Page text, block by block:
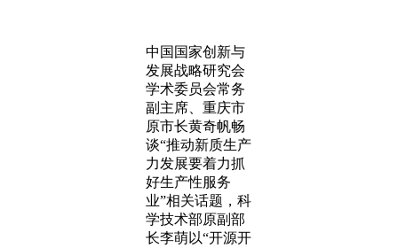
中国国家创新与
发展战略研究会
学术委员会常务
副主席、重庆市
原市长黄奇帆畅
谈“推动新质生产
力发展要着力抓
好生产性服务
业”相关话题，科
学技术部原副部
长李萌以“开源开